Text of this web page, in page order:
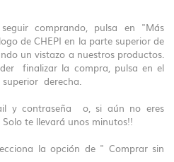
comprando, pulsa en "Más
de CHEPI en la parte superior de
un vistazo a nuestros productos.
finalizar la compra, pulsa en el
derecha.
y contraseña o, si aún no eres
te llevará unos minutos!!
la opción de " Comprar sin